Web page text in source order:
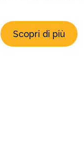
Cibernetica e la
iniziativa del CIS
al contributo di
Scopri di più